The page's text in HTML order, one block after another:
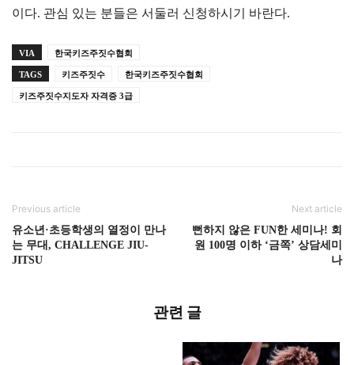
이다. 관심 있는 분들은 서둘러 신청하시기 바란다.
VIA 한국키즈주짓수협회
TAGS 키즈주짓수 한국키즈주짓수협회
키즈주짓수지도자 자격증 3급
Previous article
유소년·초등학생의 열정이 만나
는 무대, CHALLENGE JIU-
JITSU
Next article
뻔하지 않은 FUN한 세미나! 회
원 100명 이하 ‘금쪽’ 상담세미
나
관련 글